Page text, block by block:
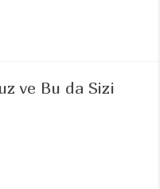
ve Bu da Sizi